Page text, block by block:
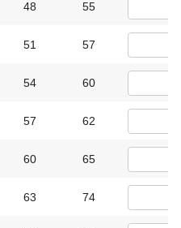
48 55
51 57
54 60
57 62
60 65
63 74